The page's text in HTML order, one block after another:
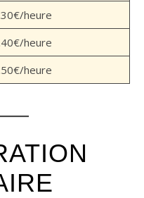
heure
heure
heure